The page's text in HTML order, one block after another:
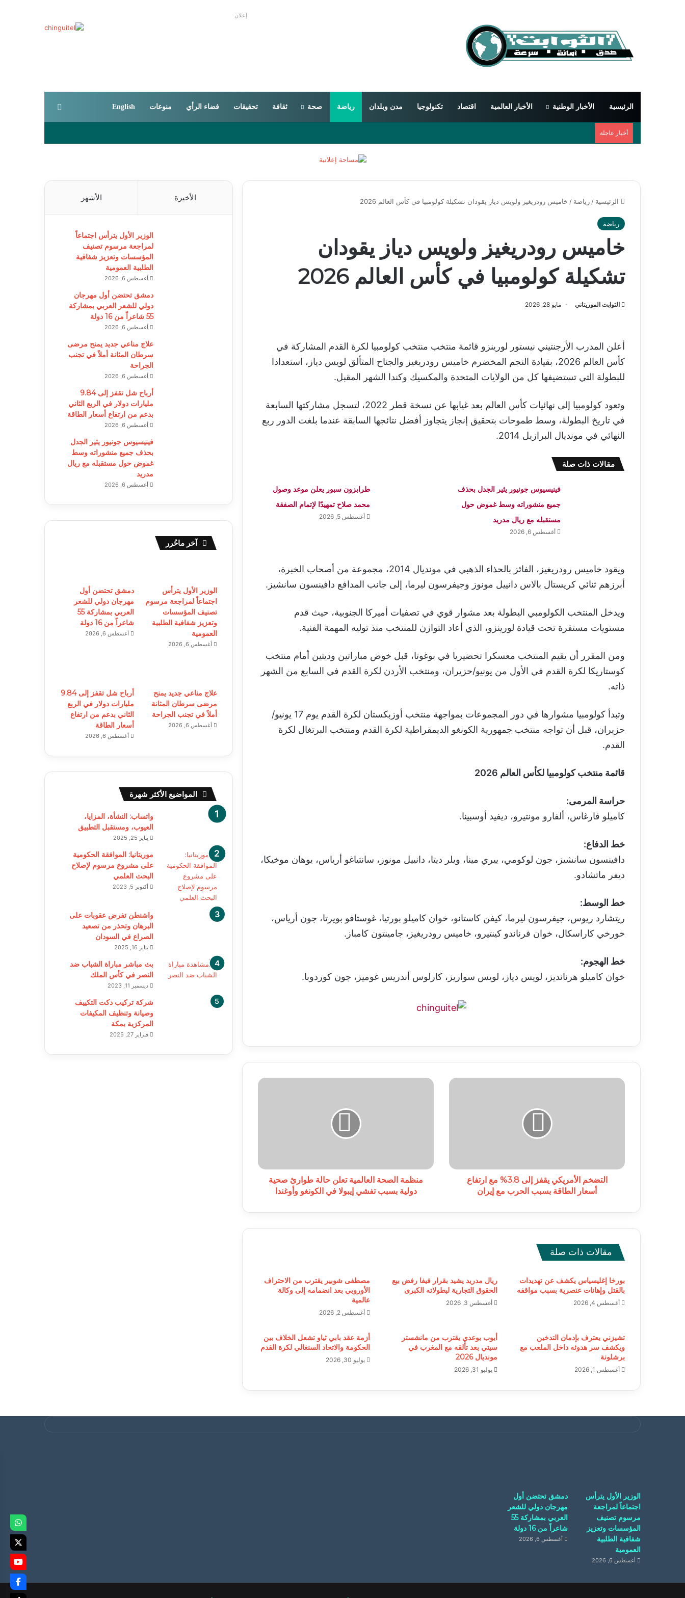
إعلان
الرئيسية الأخبار الوطنية الأخبار العالمية اقتصاد تكنولوجيا مدن وبلدان رياضة صحة ثقافة تحقيقات فضاء الرأي منوعات English
أخبار عاجلة
الرئيسية / رياضة / خاميس رودريغيز ولويس دياز يقودان تشكيلة كولومبيا في كأس العالم 2026
رياضة
خاميس رودريغيز ولويس دياز يقودان
تشكيلة كولومبيا في كأس العالم 2026
الثوابت الموريتاني مايو 28, 2026
أعلن المدرب الأرجنتيني نيستور لورينزو قائمة منتخب منتخب كولومبيا لكرة القدم المشاركة في
كأس العالم 2026، بقيادة النجم المخضرم خاميس رودريغيز والجناح المتألق لويس دياز، استعدادا
للبطولة التي تستضيفها كل من الولايات المتحدة والمكسيك وكندا الشهر المقبل.
وتعود كولومبيا إلى نهائيات كأس العالم بعد غيابها عن نسخة قطر 2022، لتسجل مشاركتها السابعة
في تاريخ البطولة، وسط طموحات بتحقيق إنجاز يتجاوز أفضل نتائجها السابقة عندما بلغت الدور ربع
النهائي في مونديال البرازيل 2014.
مقالات ذات صلة
فينيسيوس جونيور يثير الجدل بحذف
جميع منشوراته وسط غموض حول
مستقبله مع ريال مدريد
أغسطس 6, 2026
طرابزون سبور يعلن موعد وصول
محمد صلاح تمهيدًا لإتمام الصفقة
أغسطس 5, 2026
ويقود خاميس رودريغيز، الفائز بالحذاء الذهبي في مونديال 2014، مجموعة من أصحاب الخبرة،
أبرزهم ثنائي كريستال بالاس دانييل مونوز وجيفرسون ليرما، إلى جانب المدافع دافينسون سانشيز.
ويدخل المنتخب الكولومبي البطولة بعد مشوار قوي في تصفيات أميركا الجنوبية، حيث قدم
مستويات مستقرة تحت قيادة لورينزو، الذي أعاد التوازن للمنتخب منذ توليه المهمة الفنية.
ومن المقرر أن يقيم المنتخب معسكرا تحضيريا في بوغوتا، قبل خوض مباراتين وديتين أمام منتخب
كوستاريكا لكرة القدم في الأول من يونيو/حزيران، ومنتخب الأردن لكرة القدم في السابع من الشهر
ذاته.
وتبدأ كولومبيا مشوارها في دور المجموعات بمواجهة منتخب أوزبكستان لكرة القدم يوم 17 يونيو/
حزيران، قبل أن تواجه منتخب جمهورية الكونغو الديمقراطية لكرة القدم ومنتخب البرتغال لكرة
القدم.
قائمة منتخب كولومبيا لكأس العالم 2026
حراسة المرمى:
كاميلو فارغاس، ألفارو مونتيرو، ديفيد أوسبينا.
خط الدفاع:
دافينسون سانشيز، جون لوكومي، ييري مينا، ويلر ديتا، دانييل مونوز، سانتياغو أرياس، يوهان موخيكا،
ديفر ماتشادو.
خط الوسط:
ريتشارد ريوس، جيفرسون ليرما، كيفن كاستانو، خوان كاميلو بورتيا، غوستافو بويرتا، جون أرياس،
خورخي كاراسكال، خوان فرناندو كينتيرو، خاميس رودريغيز، جامينتون كامباز.
خط الهجوم:
خوان كاميلو هرنانديز، لويس دياز، لويس سواريز، كارلوس أندريس غوميز، جون كوردوبا.
التضخم
الطاقة
إيران
التضخم الأمريكي يقفز إلى 3.8% مع ارتفاع
أسعار الطاقة بسبب الحرب مع إيران
منظمة
بسبب
تفشي
الكونغو
منظمة الصحة العالمية تعلن حالة طوارئ صحية
دولية بسبب تفشي إيبولا في الكونغو وأوغندا
مقالات ذات صلة
بورخا إغليسياس يكشف عن تهديدات
بالقتل وإهانات عنصرية بسبب مواقفه
أغسطس 4, 2026
ريال مدريد يشيد بقرار فيفا رفض بيع
الحقوق التجارية لبطولاته الكبرى
أغسطس 3, 2026
مصطفى شوبير يقترب من الاحتراف
الأوروبي بعد انضمامه إلى وكالة
عالمية
أغسطس 2, 2026
تشيزني يعترف بإدمان التدخين
ويكشف سر هدوئه داخل الملعب مع
برشلونة
أغسطس 1, 2026
أيوب بوعدي يقترب من مانشستر
سيتي بعد تألقه مع المغرب في
مونديال 2026
يوليو 31, 2026
أزمة عقد بابي ثياو تشعل الخلاف بين
الحكومة والاتحاد السنغالي لكرة القدم
يوليو 30, 2026
الأخيرة الأشهر
الوزير الأول يترأس اجتماعاً
لمراجعة مرسوم تصنيف
المؤسسات وتعزيز شفافية
الطلبية العمومية
أغسطس 6, 2026
دمشق تحتضن أول مهرجان
دولي للشعر العربي بمشاركة
55 شاعراً من 16 دولة
أغسطس 6, 2026
علاج مناعي جديد يمنح مرضى
سرطان المثانة أملاً في تجنب
الجراحة
أغسطس 6, 2026
أرباح شل تقفز إلى 9.84
مليارات دولار في الربع الثاني
بدعم من ارتفاع أسعار الطاقة
أغسطس 6, 2026
فينيسيوس جونيور يثير الجدل
بحذف جميع منشوراته وسط
غموض حول مستقبله مع ريال
مدريد
أغسطس 6, 2026
آخر ماحُرر
الوزير الأول يترأس
اجتماعاً لمراجعة مرسوم
تصنيف المؤسسات
وتعزيز شفافية الطلبية
العمومية
أغسطس 6, 2026
دمشق تحتضن أول
مهرجان دولي للشعر
العربي بمشاركة 55
شاعراً من 16 دولة
أغسطس 6, 2026
علاج مناعي جديد يمنح
مرضى سرطان المثانة
أملاً في تجنب الجراحة
أغسطس 6, 2026
أرباح شل تقفز إلى 9.84
مليارات دولار في الربع
الثاني بدعم من ارتفاع
أسعار الطاقة
أغسطس 6, 2026
المواضيع الأكثر شهرة
واتساب: النشأة، المزايا،
العيوب، ومستقبل التطبيق
يناير 25, 2025
موريتانيا: الموافقة الحكومية
على مشروع مرسوم لإصلاح
البحث العلمي
أكتوبر 5, 2023
واشنطن تفرض عقوبات على
البرهان وتحذر من تصعيد
الصراع في السودان
يناير 16, 2025
بث مباشر مباراة الشباب ضد
النصر في كأس الملك
ديسمبر 11, 2023
شركة تركيب دكت التكييف
وصيانة وتنظيف المكيفات
المركزية بمكة
فبراير 27, 2025
الوزير الأول يترأس
اجتماعاً لمراجعة
مرسوم تصنيف
المؤسسات وتعزيز
شفافية الطلبية
العمومية
أغسطس 6, 2026
دمشق تحتضن أول
مهرجان دولي للشعر
العربي بمشاركة 55
شاعراً من 16 دولة
أغسطس 6, 2026